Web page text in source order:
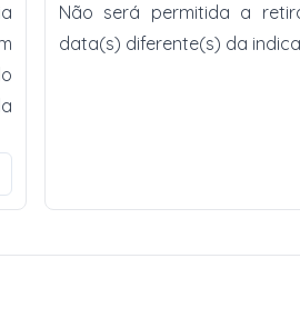
Não será permitida a
data(s) diferente(s) da